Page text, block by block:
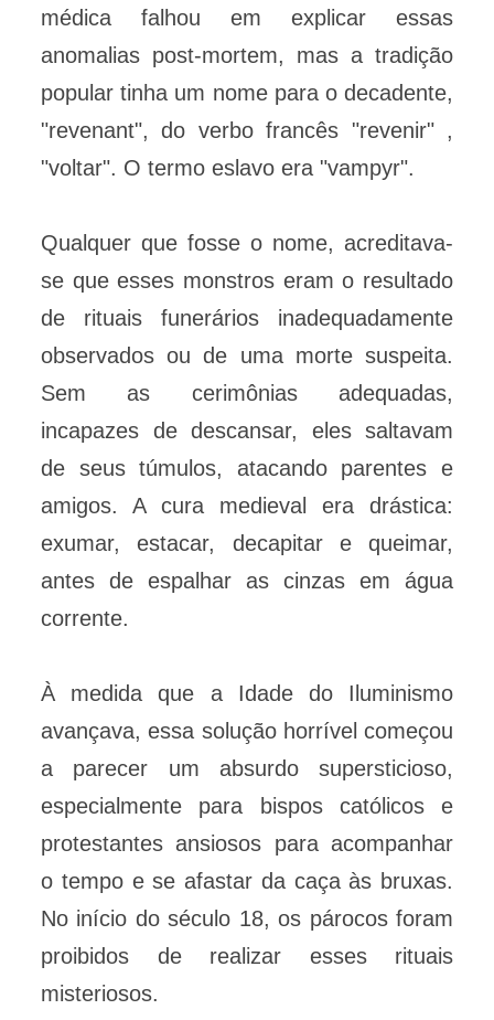
médica falhou em explicar essas
anomalias post-mortem, mas a tradição
popular tinha um nome para o decadente,
"revenant", do verbo francês "revenir" ,
"voltar". O termo eslavo era "vampyr".
Qualquer que fosse o nome, acreditava-
se que esses monstros eram o resultado
de rituais funerários inadequadamente
observados ou de uma morte suspeita.
Sem as cerimônias adequadas,
incapazes de descansar, eles saltavam
de seus túmulos, atacando parentes e
amigos. A cura medieval era drástica:
exumar, estacar, decapitar e queimar,
antes de espalhar as cinzas em água
corrente.
À medida que a Idade do Iluminismo
avançava, essa solução horrível começou
a parecer um absurdo supersticioso,
especialmente para bispos católicos e
protestantes ansiosos para acompanhar
o tempo e se afastar da caça às bruxas.
No início do século 18, os párocos foram
proibidos de realizar esses rituais
misteriosos.